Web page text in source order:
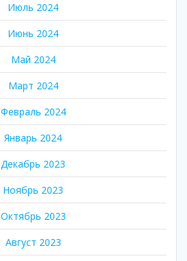
Июль 2024
Июнь 2024
Май 2024
Март 2024
Февраль 2024
Январь 2024
Декабрь 2023
Ноябрь 2023
Октябрь 2023
Август 2023